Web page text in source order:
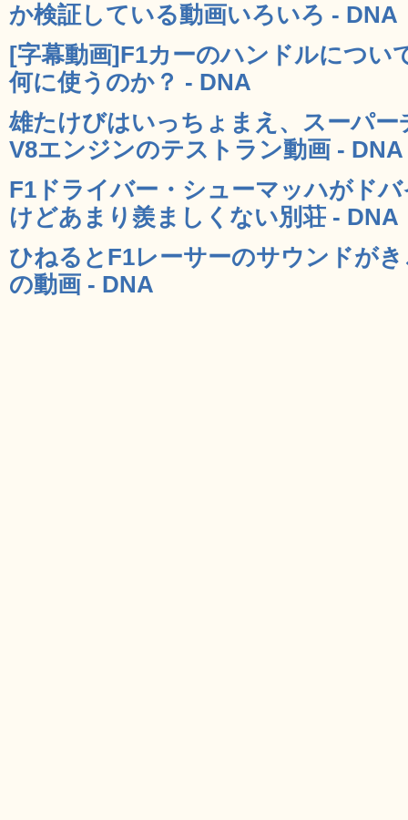
か検証している動画いろいろ - DNA
[字幕動画]F1カーのハンドルについ
何に使うのか？ - DNA
雄たけびはいっちょまえ、スーパー
V8エンジンのテストラン動画 - DNA
F1ドライバー・シューマッハがド
けどあまり羨ましくない別荘 - DNA
ひねるとF1レーサーのサウンドが
の動画 - DNA